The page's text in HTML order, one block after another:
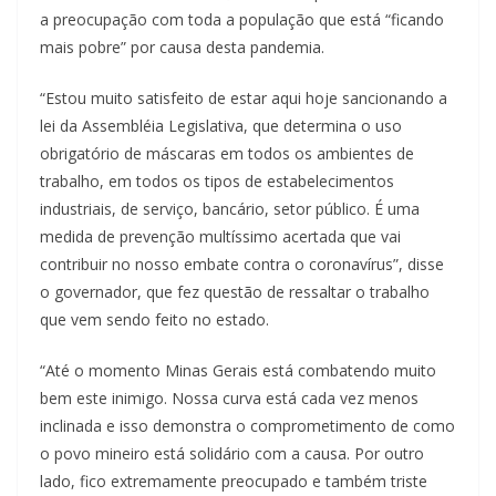
a preocupação com toda a população que está “ficando
mais pobre” por causa desta pandemia.
“Estou muito satisfeito de estar aqui hoje sancionando a
lei da Assembléia Legislativa, que determina o uso
obrigatório de máscaras em todos os ambientes de
trabalho, em todos os tipos de estabelecimentos
industriais, de serviço, bancário, setor público. É uma
medida de prevenção multíssimo acertada que vai
contribuir no nosso embate contra o coronavírus”, disse
o governador, que fez questão de ressaltar o trabalho
que vem sendo feito no estado.
“Até o momento Minas Gerais está combatendo muito
bem este inimigo. Nossa curva está cada vez menos
inclinada e isso demonstra o comprometimento de como
o povo mineiro está solidário com a causa. Por outro
lado, fico extremamente preocupado e também triste